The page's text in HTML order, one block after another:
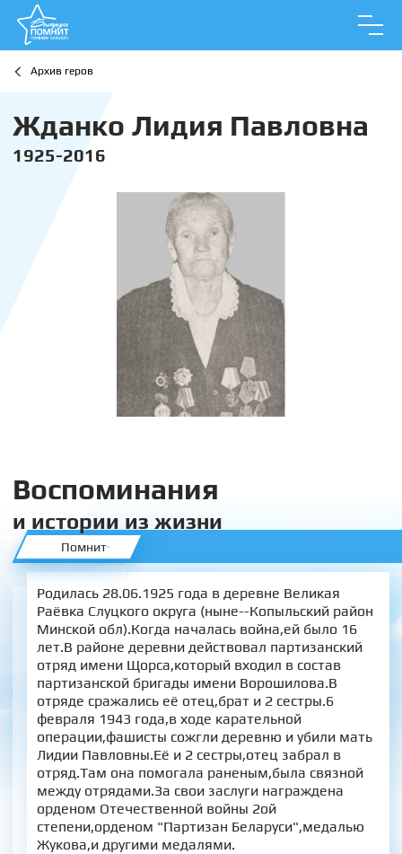
Архив геров
Жданко Лидия Павловна
1925-2016
Воспоминания
и истории из жизни
Помнит
Родилась 28.06.1925 года в деревне Великая
Раёвка Слуцкого округа (ныне--Копыльский район
Минской обл).Когда началась война,ей было 16
лет.В районе деревни действовал партизанский
отряд имени Щорса,который входил в состав
партизанской бригады имени Ворошилова.В
отряде сражались её отец,брат и 2 сестры.6
февраля 1943 года,в ходе карательной
операции,фашисты сожгли деревню и убили мать
Лидии Павловны.Её и 2 сестры,отец забрал в
отряд.Там она помогала раненым,была связной
между отрядами.За свои заслуги награждена
орденом Отечественной войны 2ой
степени,орденом "Партизан Беларуси",медалью
Жукова,и другими медалями.